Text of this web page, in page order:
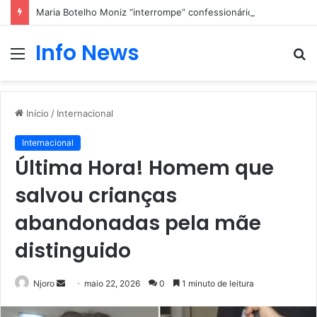
Maria Botelho Moniz “interrompe” confessionário
Menu
Info News
Início / Internacional
Internacional
Última Hora! Homem que
salvou crianças
abandonadas pela mãe
distinguido
Njoro
Mandemaio 22, 2026 0 1 minuto de leitura